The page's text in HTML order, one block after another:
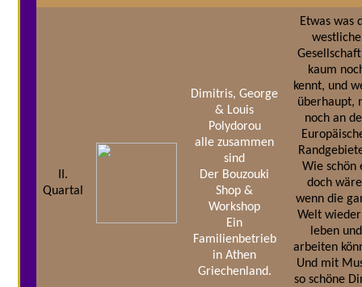
II.
Quartal
Dimitris, George
& Louis
Polydorou
alle zusammen
sind
Der Bouzouki
Shop &
Workshop
Ein
Familienbetrieb
in Athen
Griechenland.
Etwas was
westliche
kaum
kennt, und
überhaupt,
noch an
Wie schön
doch
wenn die
Welt wieder
leben und
arbeiten
Und mit
so schöne